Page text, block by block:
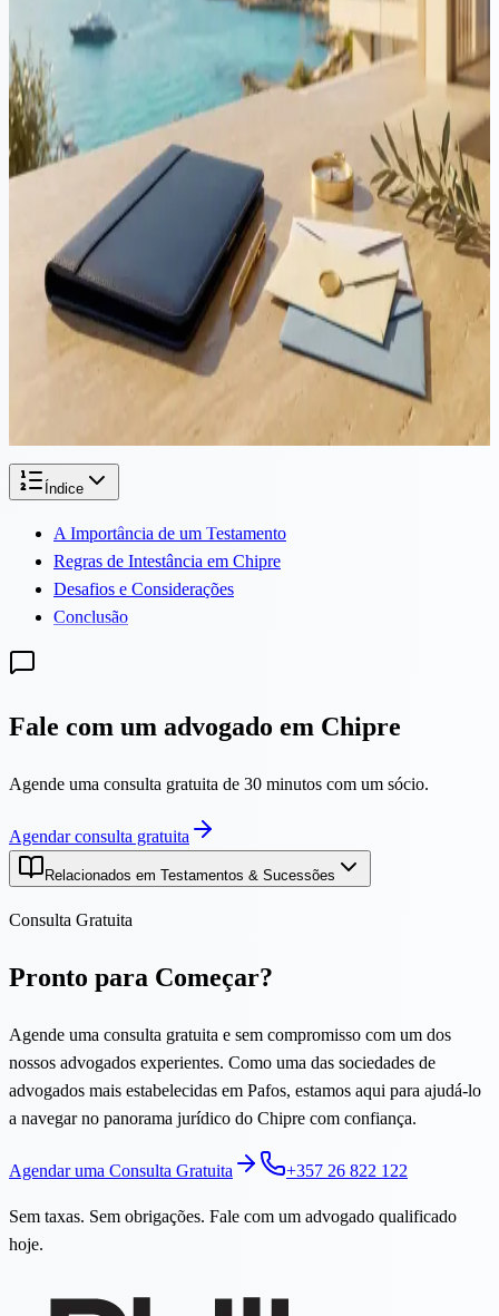
Por Que Você Deve Instruir um Advogado para Lidar com Sua
Aplicação de Sucessão em Chipre
Gerenciar uma aplicação de sucessão enquanto lida com a perda de
um ente querido pode ser emocionalmente desafiador. Embora
qualquer pessoa possa submeter uma aplicação ao tribunal, trabalhar
com um advogado oferece...
Testamentos & Sucessões 3 min de leitura
Doação de Propriedade vs. Trusts vs. Testamentos: Diferenças
Chave no Planejamento Patrimonial
Ao planejar o futuro do seu patrimônio, especialmente no que diz
respeito à transferência de propriedade, é crucial entender os
diferentes mecanismos legais disponíveis. Três métodos comuns
Índice
A Importância de um Testamento
Regras de Intestância em Chipre
Desafios e Considerações
Conclusão
Fale com um advogado em Chipre
Agende uma consulta gratuita de 30 minutos com um sócio.
Agendar consulta gratuita
Relacionados em Testamentos & Sucessões
Consulta Gratuita
Pronto para Começar?
Agende uma consulta gratuita e sem compromisso com um dos
nossos advogados experientes. Como uma das sociedades de
advogados mais estabelecidas em Pafos, estamos aqui para ajudá-lo
a navegar no panorama jurídico do Chipre com confiança.
Agendar uma Consulta Gratuita +357 26 822 122
Sem taxas. Sem obrigações. Fale com um advogado qualificado
hoje.